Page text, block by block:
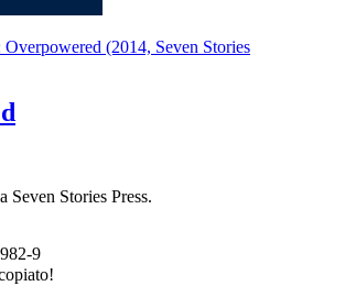
(2014, Seven Stories
Seven Stories Press.
9